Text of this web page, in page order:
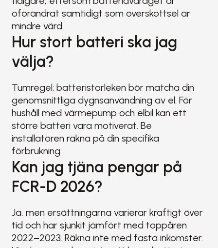
oförändrat samtidigt som överskottsel är
mindre värd.
Hur stort batteri ska jag
välja?
Tumregel: batteristorleken bör matcha din
genomsnittliga dygnsanvändning av el. För
hushåll med värmepump och elbil kan ett
större batteri vara motiverat. Be
installatören räkna på din specifika
förbrukning.
Kan jag tjäna pengar på
FCR-D 2026?
Ja, men ersättningarna varierar kraftigt över
tid och har sjunkit jämfört med toppåren
2022–2023. Räkna inte med fasta inkomster.